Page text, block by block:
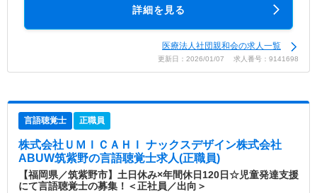
詳細を見る
医療法人社団親和会の求人一覧
更新日：2026/01/07 求人番号：9141698
言語聴覚士 正職員
株式会社ＵＭＩＣＡＨＩ ナックスデザイン株式会社
ABUW筑紫野の言語聴覚士求人(正職員)
【福岡県／筑紫野市】土日休み×年間休日120日☆児童発達支援
にて言語聴覚士の募集！＜正社員／出向＞